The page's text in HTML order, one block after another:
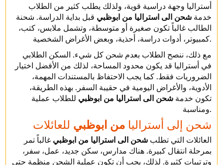
أستراليا وجهة دراسية قوية، ولذلك يطلب كثير من الطلاب
خدمة شحن الى استراليا من ابوظبي قبل بداية الدراسة. شحنة
الطالب غالباً تكون صغيرة أو متوسطة، وتشمل ملابس، كتب،
كمبيوتر، أدوات دراسة، أحذية، وبعض الأغراض الشخصية.
مع ذلك، ننصح الطلاب بعدم شحن كل شيء. السكن الطلابي
في أستراليا قد يكون محدود المساحة، لذلك من الأفضل اختيار
الضروريات فقط. كما يجب الاحتفاظ بالمستندات المهمة،
الأدوية، والأغراض اليومية في حقيبة السفر. بهذه الطريقة،
تكون خدمة شحن الى استراليا من ابوظبي للطلاب عملية
ومناسبة.
شحن إلى أستراليا من ابوظبي للعائلات
العائلات التي تطلب شحن الى استراليا من ابوظبي غالباً تمر
بمرحلة انتقال كبيرة. هناك مدارس، سكن جديد، عمل، سفر،
وترتيبات كثيرة. لذلك، يجب أن تكون عملية الشحن منظمة حتى